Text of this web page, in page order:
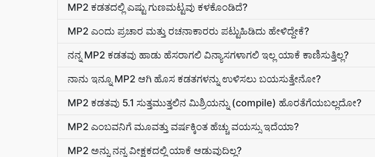
MP2 ಕಡತದಲ್ಲಿ ಎಷ್ಟು ಗುಣಮಟ್ಟವು ಕಳಕೊಂಡಿದೆ?
MP2 ಎಂದು ಪ್ರಚಾರ ಮತ್ತು ರಚನಾಕಾರರು ಪಟ್ಟುಹಿಡಿದು ಹೇಳಿದ್ದೇಕೆ?
ನನ್ನ MP2 ಕಡತವು ಹಾಡು ಹೆಸರಾಗಲಿ ವಿನ್ಯಾಸಗಳಾಗಲಿ ಇಲ್ಲ ಯಾಕೆ ಕಾಣಿಸುತ್ತಿಲ್ಲ?
ನಾನು ಇನ್ನೂ MP2 ಆಗಿ ಹೊಸ ಕಡತಗಳನ್ನು ಉಳಿಸಲು ಬಯಸುತ್ತೇನೋ?
MP2 ಕಡತವು 5.1 ಸುತ್ತಮುತ್ತಲಿನ ಮಿಶ್ರಿಯನ್ನು (compile) ಹೊರತೆಗೆಯಬಲ್ಲದೋ?
MP2 ಎಂಬವನಿಗೆ ಮೂವತ್ತು ವರ್ಷಕ್ಕಿಂತ ಹೆಚ್ಚು ವಯಸ್ಸು ಇದೆಯಾ?
MP2 ಅನ್ನು ನನ್ನ ವೀಕ್ಷಕದಲ್ಲಿ ಯಾಕೆ ಆಡುವುದಿಲ್ಲ?